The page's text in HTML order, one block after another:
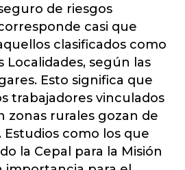
de riesgos
casi que
clasificados como
Localidades, según las
Esto significa que
trabajadores vinculados
zonas rurales gozan de
como los que
la Cepal para la Misión